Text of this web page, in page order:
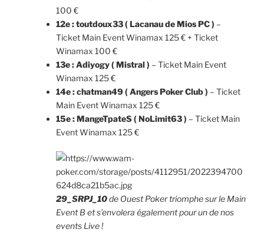
100 €
12e : toutdoux33 ( Lacanau de Mios PC ) –
Ticket Main Event Winamax 125 € + Ticket
Winamax 100 €
13e : Adiyogy ( Mistral ) – Ticket Main Event
Winamax 125 €
14e : chatman49 ( Angers Poker Club ) – Ticket
Main Event Winamax 125 €
15e : MangeTpateS ( NoLimit63 ) – Ticket Main
Event Winamax 125 €
29_SRPJ_10de Ouest Poker triomphe sur le Main
Event B et s’envolera également pour un de nos
events Live !